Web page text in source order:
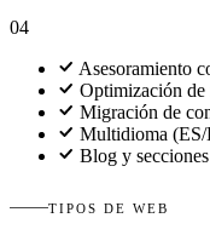
04
Asesoramiento
Optimización
Migración de
Multidioma
Blog y
TIPOS DE WEB